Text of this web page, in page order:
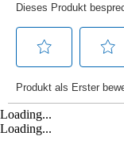
Loading...
Loading...